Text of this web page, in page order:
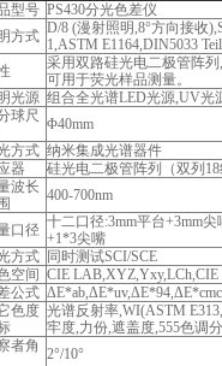
型号 PS430分光色差仪
方式 D/8 (漫射照明,8°方向接收
1,ASTM E1164,DIN5033
采用双路硅光电二极管阵
可用于荧光样品测量。
光源 组合全光谱LED光源,UV光
球尺 Φ40mm
方式 纳米集成光谱器件
器
硅光电二极管阵列（双列
波长 400-700nm
口径 十二口径:3mm平台+3mm
+1*3尖嘴
方式 同时测试SCI/SCE
空间 CIE LAB,XYZ,Yxy,LCh,CIE
公式
色度 光谱反射率,WI(ASTM
牢度,力份,遮盖度,555色调
者角 2°/10°